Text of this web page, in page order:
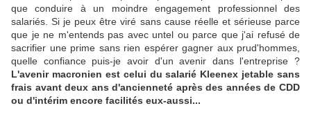
que conduire à un moindre engagement professionnel des
salariés. Si je peux être viré sans cause réelle et sérieuse parce
que je ne m'entends pas avec untel ou parce que j'ai refusé de
sacrifier une prime sans rien espérer gagner aux prud'hommes,
quelle confiance puis-je avoir d'un avenir dans l'entreprise ?
L'avenir macronien est celui du salarié Kleenex jetable sans
frais avant deux ans d'ancienneté après des années de CDD
ou d'intérim encore facilités eux-aussi...